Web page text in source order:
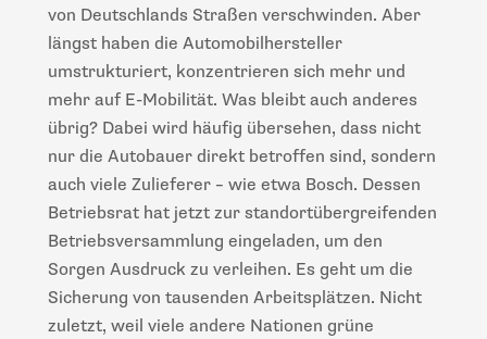
von Deutschlands Straßen verschwinden. Aber
längst haben die Automobilhersteller
umstrukturiert, konzentrieren sich mehr und
mehr auf E-Mobilität. Was bleibt auch anderes
übrig? Dabei wird häufig übersehen, dass nicht
nur die Autobauer direkt betroffen sind, sondern
auch viele Zulieferer – wie etwa Bosch. Dessen
Betriebsrat hat jetzt zur standortübergreifenden
Betriebsversammlung eingeladen, um den
Sorgen Ausdruck zu verleihen. Es geht um die
Sicherung von tausenden Arbeitsplätzen. Nicht
zuletzt, weil viele andere Nationen grüne